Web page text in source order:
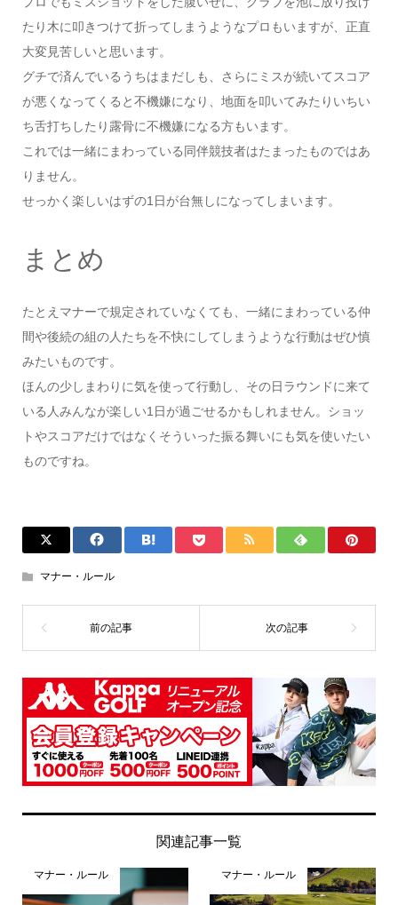
たり木に叩きつけて折ってしまうようなプロもいますが、正直
大変見苦しいと思います。
グチで済んでいるうちはまだしも、さらにミスが続いてスコア
が悪くなってくると不機嫌になり、地面を叩いてみたりいちい
ち舌打ちしたり露骨に不機嫌になる方もいます。
これでは一緒にまわっている同伴競技者はたまったものではあ
りません。
せっかく楽しいはずの1日が台無しになってしまいます。
まとめ
たとえマナーで規定されていなくても、一緒にまわっている仲
間や後続の組の人たちを不快にしてしまうような行動はぜひ慎
みたいものです。
ほんの少しまわりに気を使って行動し、その日ラウンドに来て
いる人みんなが楽しい1日が過ごせるかもしれません。ショッ
トやスコアだけではなくそういった振る舞いにも気を使いたい
ものですね。
マナー・ルール
関連記事一覧
マナー・ルール マナー・ルール